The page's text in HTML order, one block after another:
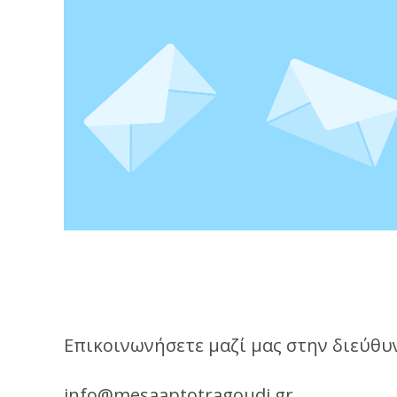
Επικοινωνήσετε μαζί μας στην